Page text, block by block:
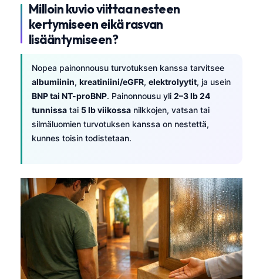
Milloin kuvio viittaa nesteen
kertymiseen eikä rasvan
lisääntymiseen?
Nopea painonnousu turvotuksen kanssa tarvitsee
albumiinin, kreatiniini/eGFR, elektrolyytit, ja usein
BNP tai NT-proBNP. Painonnousu yli 2–3 lb 24
tunnissa tai 5 lb viikossa nilkkojen, vatsan tai
silmäluomien turvotuksen kanssa on nestettä,
kunnes toisin todistetaan.